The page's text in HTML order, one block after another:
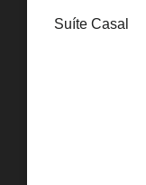
Suíte Casal